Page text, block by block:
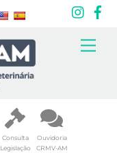
Consulta
Legislação
Ouvidoria
CRMV-AM